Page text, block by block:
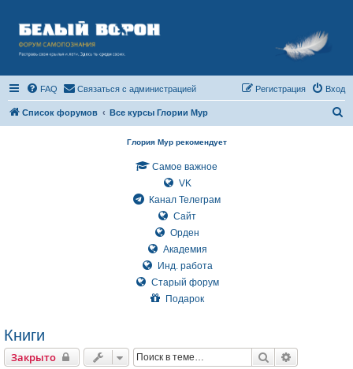
FAQ Связаться с администрацией Вход
Регистрация
Список форумов Все курсы Глории Мур
Глория Мур рекомендует
Самое важное
VK
Канал Телеграм
Сайт
Орден
Академия
Инд. работа
Старый форум
Подарок
Книги
Закрыто Поиск